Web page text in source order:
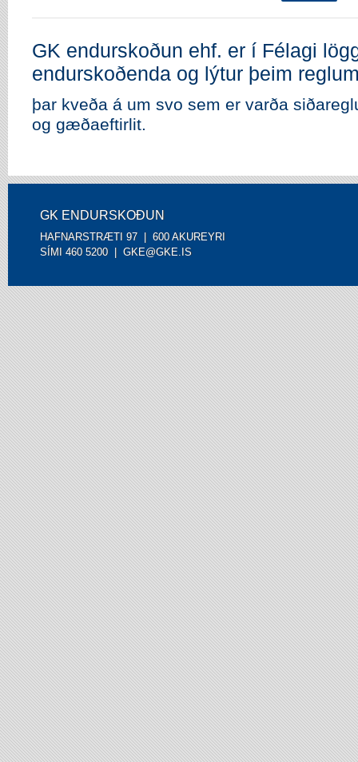
GK endurskoðun ehf. er í Félagi
endurskoðenda og lýtur þeim
þar kveða á um svo sem er varða
og gæðaeftirlit.
GK ENDURSKOÐUN
HAFNARSTRÆTI 97 | 600 AKUREYRI
SÍMI 460 5200 | GKE@GKE.IS